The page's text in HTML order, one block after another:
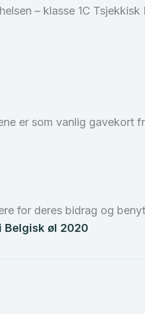
– klasse 1C Tsjekkisk
er som vanlig gavekort
for deres bidrag og
Belgisk øl 2020